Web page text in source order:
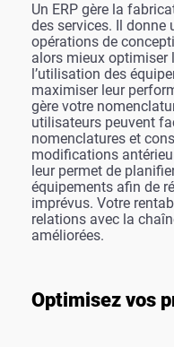
Un ERP gère la
des services. Il donne
opérations de
alors mieux optimiser
l’utilisation des
maximiser leur
gère votre
utilisateurs peuvent
nomenclatures et
modifications
leur permet de
équipements afin de
imprévus. Votre
relations avec la
améliorées.
Optimisez vos